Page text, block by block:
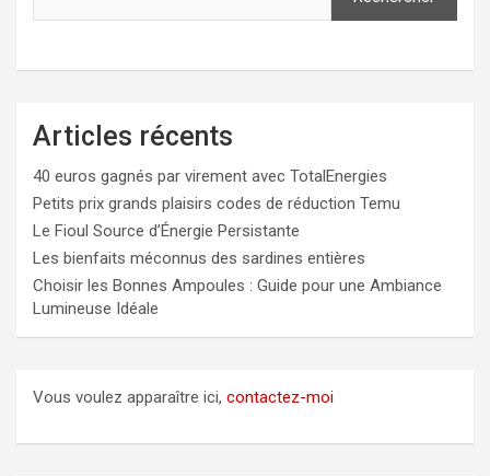
Articles récents
40 euros gagnés par virement avec TotalEnergies
Petits prix grands plaisirs codes de réduction Temu
Le Fioul Source d’Énergie Persistante
Les bienfaits méconnus des sardines entières
Choisir les Bonnes Ampoules : Guide pour une Ambiance
Lumineuse Idéale
Vous voulez apparaître ici, contactez-moi